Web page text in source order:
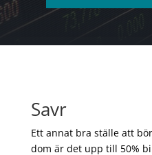
Savr
Ett annat bra ställe att
dom är det upp till 50%